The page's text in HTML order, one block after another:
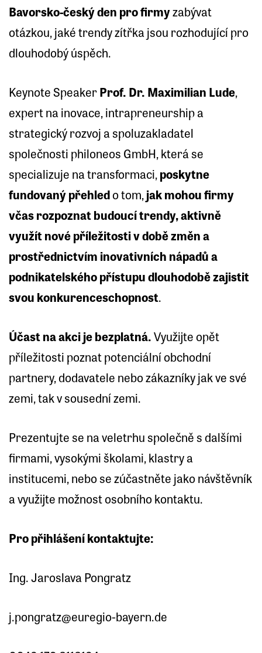
Bavorsko-český den pro firmyzabývat
otázkou, jaké trendy zítřka jsou rozhodující pro
dlouhodobý úspěch.
Keynote Speaker Prof. Dr. Maximilian Lude,
expert na inovace, intrapreneurship a
strategický rozvoj a spoluzakladatel
společnosti philoneos GmbH, která se
specializuje na transformaci, poskytne
fundovaný přehledo tom, jak mohou firmy
včas rozpoznat budoucí trendy, aktivně
využít nové příležitosti v době změn a
prostřednictvím inovativních nápadů a
podnikatelského přístupu dlouhodobě zajistit
svou konkurenceschopnost.
Účast na akci je bezplatná. Využijte opět
příležitosti poznat potenciální obchodní
partnery, dodavatele nebo zákazníky jak ve své
zemi, tak v sousední zemi.
Prezentujte se na veletrhu společně s dalšími
firmami, vysokými školami, klastry a
institucemi, nebo se zúčastněte jako návštěvník
a využijte možnost osobního kontaktu.
Pro přihlášení kontaktujte:
Ing. Jaroslava Pongratz
j.pongratz@euregio-bayern.de